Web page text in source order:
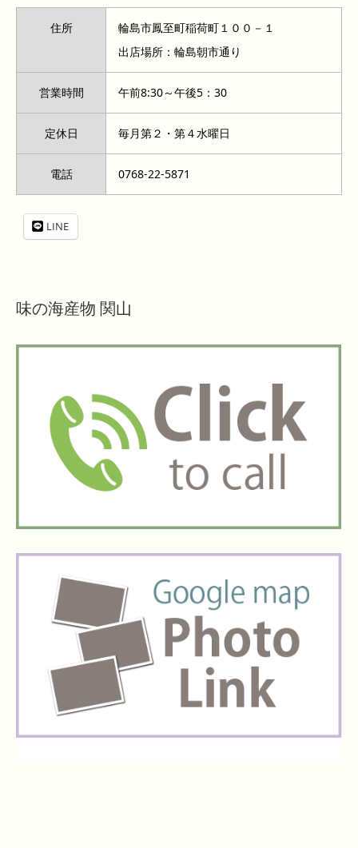
住所
輪島市鳳至町稲荷町１００－１
出店場所：輪島朝市通り
営業時間 午前8:30～午後5：30
定休日 毎月第２・第４水曜日
電話 0768-22-5871
LINE
味の海産物 関山